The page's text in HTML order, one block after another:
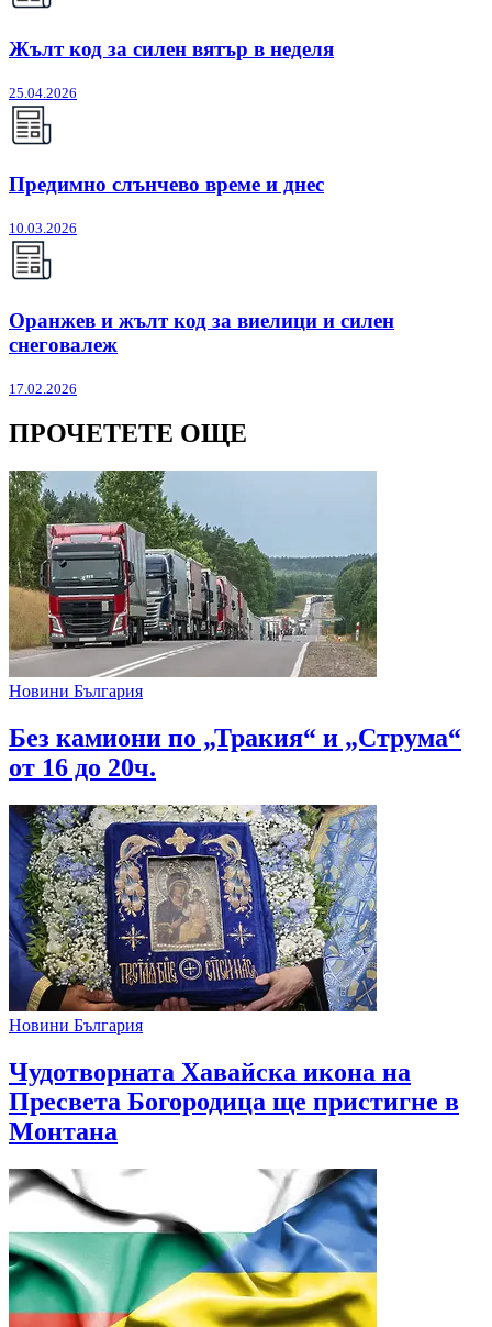
Жълт код за силен вятър в неделя
25.04.2026
Предимно слънчево време и днес
10.03.2026
Оранжев и жълт код за виелици и силен
снеговалеж
17.02.2026
ПРОЧЕТЕТЕ ОЩЕ
Новини България
Без камиони по „Тракия“ и „Струма“
от 16 до 20ч.
Новини България
Чудотворната Хавайска икона на
Пресвета Богородица ще пристигне в
Монтана